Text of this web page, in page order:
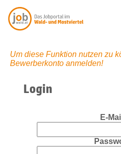
Um diese Funktion nutzen zu
Bewerberkonto anmelden!
Login
E-Mail